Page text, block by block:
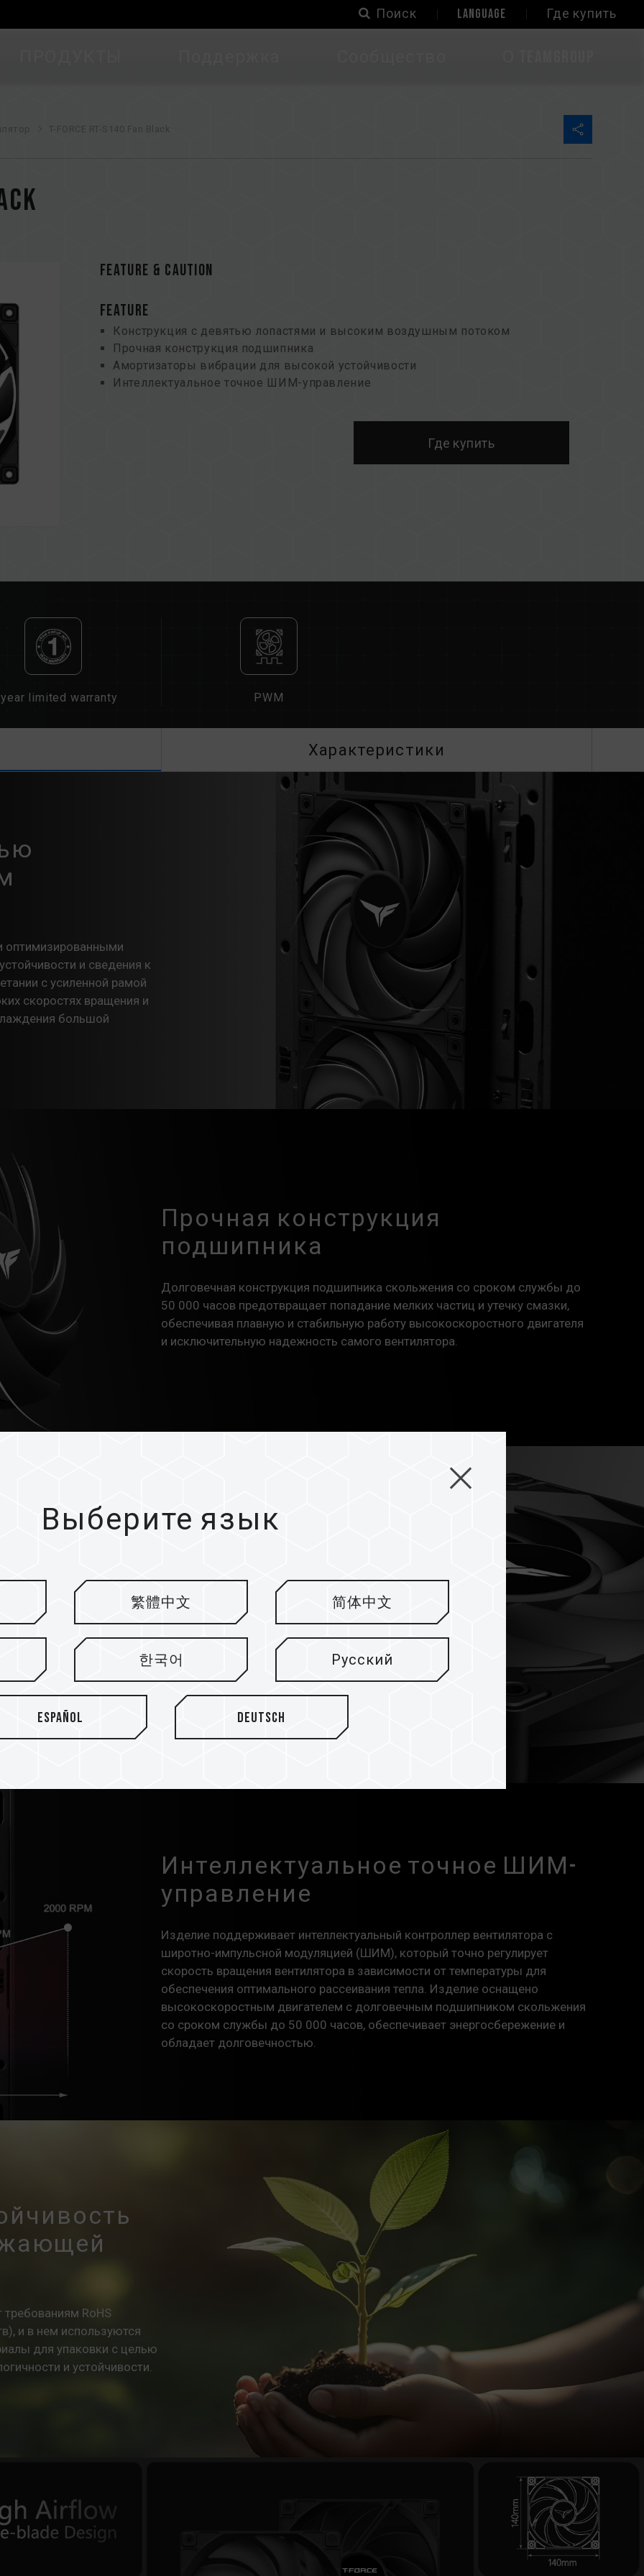
Поиск LANGUAGE Где купить
T-FORCE RT-S140 Fan Black
FEATURE & CAUTION
FEATURE
Конструкция с девятью лопастями и высоким воздушным потоком
Прочная конструкция подшипника
Амортизаторы вибрации для высокой устойчивости
Интеллектуальное точное ШИМ-управление
Где купить
limited warranty PWM
Характеристики
оптимизированными
и сведения к
с усиленной рамой
скоростях вращения и
большой
Прочная конструкция
подшипника
Долговечная конструкция подшипника скольжения со сроком службы до
50 000 часов предотвращает попадание мелких частиц и утечку смазки,
обеспечивая плавную и стабильную работу высокоскоростного двигателя
и исключительную надежность самого вентилятора.
для
у вентилятора
и тихо работать в
устойчивости.
Интеллектуальное точное ШИМ-
управление
Изделие поддерживает интеллектуальный контроллер вентилятора с
широтно-импульсной модуляцией (ШИМ), который точно регулирует
скорость вращения вентилятора в зависимости от температуры для
обеспечения оптимального рассеивания тепла. Изделие оснащено
высокоскоростным двигателем с долговечным подшипником скольжения
со сроком службы до 50 000 часов, обеспечивает энергосбережение и
обладает долговечностью.
требованиям RoHS
и в нем используются
для упаковки с целью
и устойчивости.
Выберите язык
繁體中文 简体中文
한국어 Русский
Español Deutsch